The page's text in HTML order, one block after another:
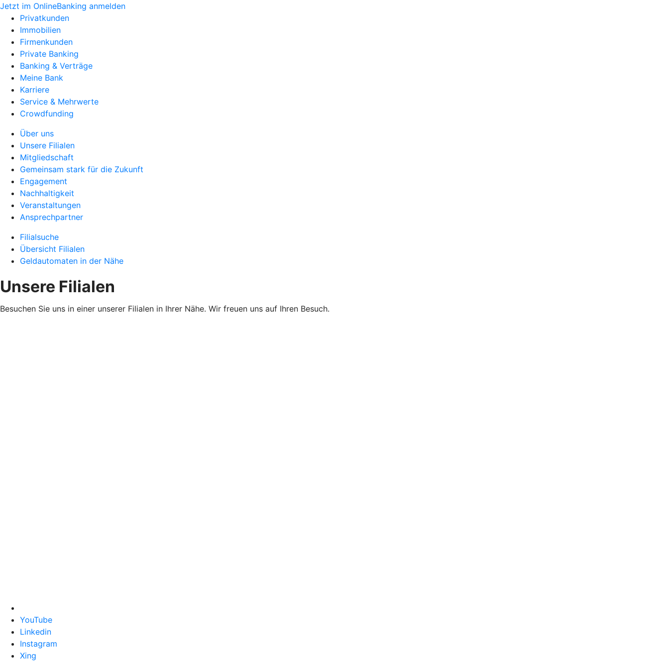
Jetzt im OnlineBanking anmelden
Privatkunden
Immobilien
Firmenkunden
Private Banking
Banking & Verträge
Meine Bank
Karriere
Service & Mehrwerte
Crowdfunding
Über uns
Unsere Filialen
Mitgliedschaft
Gemeinsam stark für die Zukunft
Engagement
Nachhaltigkeit
Veranstaltungen
Ansprechpartner
Filialsuche
Übersicht Filialen
Geldautomaten in der Nähe
Unsere Filialen
Besuchen Sie uns in einer unserer Filialen in Ihrer Nähe. Wir freuen uns auf Ihren Besuch.
YouTube
Linkedin
Instagram
Xing